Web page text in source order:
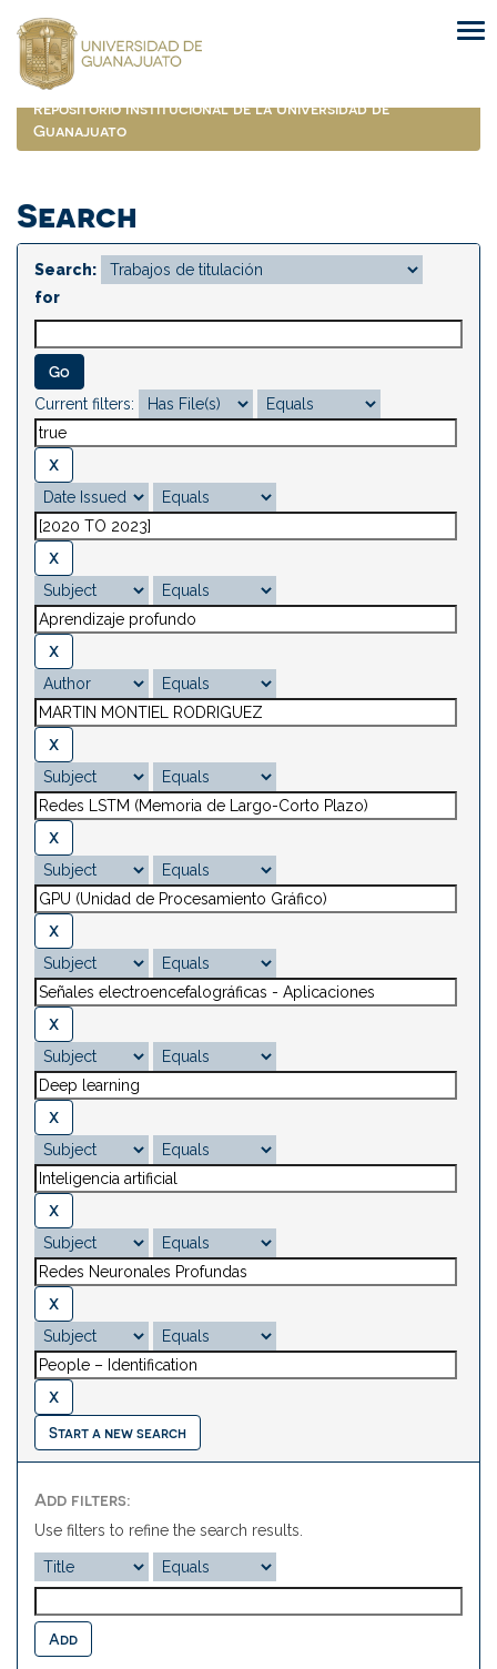
navigation
Repositorio Institucional de la Universidad de
Guanajuato
Search
Search:
for
Current filters:
Start a new search
Add filters:
Use filters to refine the search results.